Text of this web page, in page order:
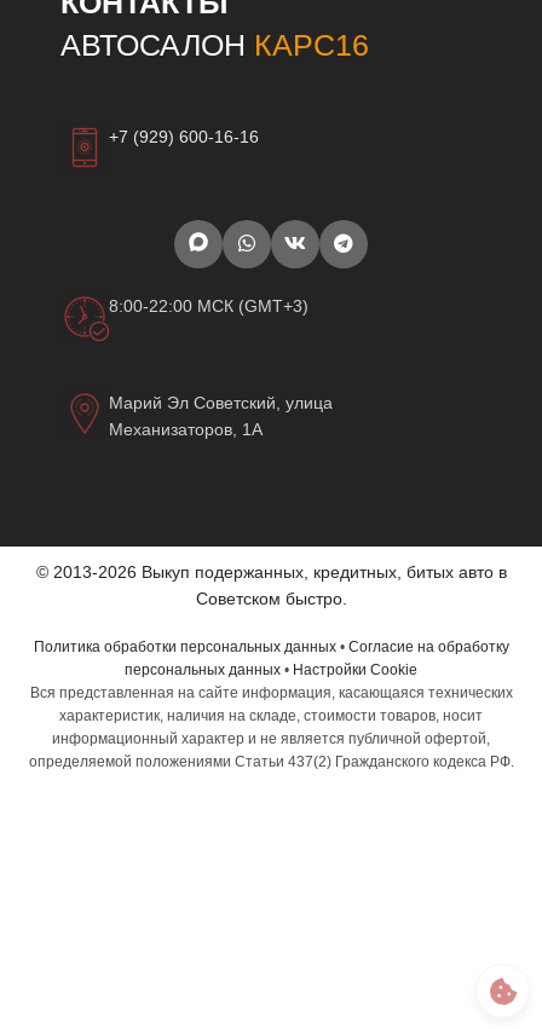
АВТОСАЛОН КАРС16
+7 (929) 600-16-16
8:00-22:00 МСК (GMT+3)
Марий Эл Советский, улица
Механизаторов, 1А
© 2013-2026 Выкуп подержанных, кредитных, битых авто в
Советском быстро.
Политика обработки персональных данных• Согласие на обработку
персональных данных • Настройки Cookie
Вся представленная на сайте информация, касающаяся технических
характеристик, наличия на складе, стоимости товаров, носит
информационный характер и не является публичной офертой,
определяемой положениями Статьи 437(2) Гражданского кодекса РФ.